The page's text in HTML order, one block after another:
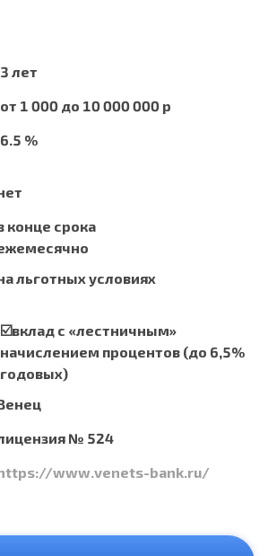
3 лет
от 1 000 до 10 000 000 р
6.5 %
конце срока
льготных условиях
☑️вклад с «лестничным»
начислением процентов (до 6,5%
годовых)
№ 524
www.venets-bank.ru/